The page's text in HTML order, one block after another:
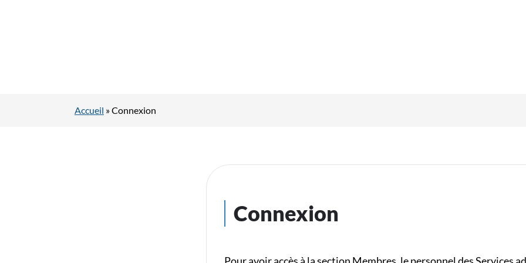
Accueil »Connexion
Connexion